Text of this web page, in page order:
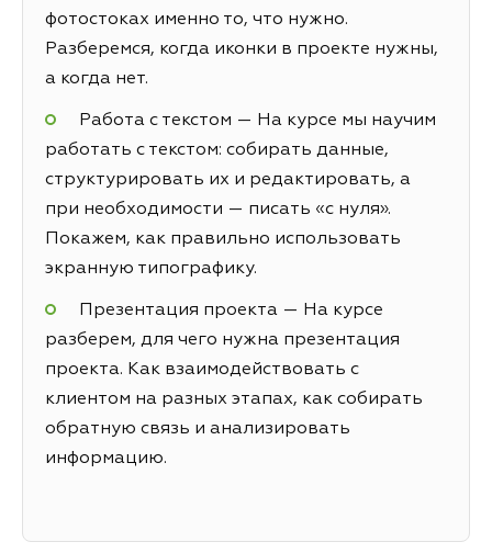
фотостоках именно то, что нужно.
Разберемся, когда иконки в проекте нужны,
а когда нет.
Работа с текстом — На курсе мы научим
работать с текстом: собирать данные,
структурировать их и редактировать, а
при необходимости — писать «с нуля».
Покажем, как правильно использовать
экранную типографику.
Презентация проекта — На курсе
разберем, для чего нужна презентация
проекта. Как взаимодействовать с
клиентом на разных этапах, как собирать
обратную связь и анализировать
информацию.